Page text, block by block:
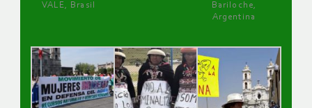
VALE, Brasil
Bariloche,
Argentina